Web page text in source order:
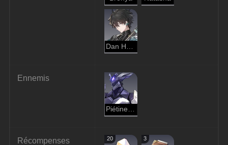
Ennemis
Piétineur des Rangers du néant
Récompenses 20 3